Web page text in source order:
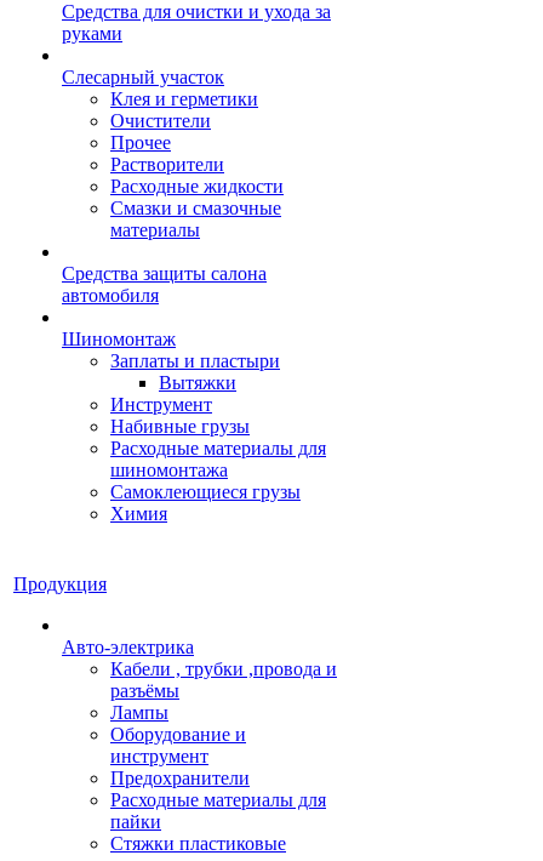
Средства для очистки и ухода за
руками
Слесарный участок
Клея и герметики
Очистители
Прочее
Растворители
Расходные жидкости
Смазки и смазочные
материалы
Средства защиты салона
автомобиля
Шиномонтаж
Заплаты и пластыри
Вытяжки
Инструмент
Набивные грузы
Расходные материалы для
шиномонтажа
Самоклеющиеся грузы
Химия
Продукция
Авто-электрика
Кабели , трубки ,провода и
разъёмы
Лампы
Оборудование и
инструмент
Предохранители
Расходные материалы для
пайки
Стяжки пластиковые